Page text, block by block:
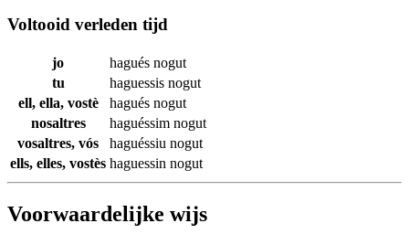
Voltooid verleden tijd
jo hagués nogut
tu
haguessis nogut
ell, ella, vostè
hagués nogut
nosaltres
haguéssim nogut
vosaltres, vós
haguéssiu nogut
ells, elles, vostès haguessin nogut
Voorwaardelijke wijs